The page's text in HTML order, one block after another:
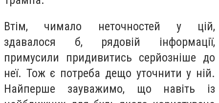
Втім, чимало неточностей у цій,
здавалося б, рядовій інформації,
примусили придивитись серйозніше до
неї. Тож є потреба дещо уточнити у ній.
Найперше зауважимо, що навіть із